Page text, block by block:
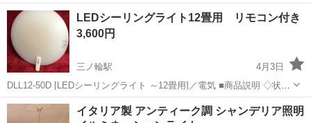
ら勤務可！ 六本木ヒルズ森タワーのゲート管理のお仕事！ 社員さんや
業者さんなど関係者の方々の 対応がメインだから 未経験でも安心して
働けます！ ＼未経...
東京 荒川区 南千住駅 警備員
LEDシーリングライト12畳用 リモコン付き
3,600円
三ノ輪駅
4月3日
DLL12-50D [LEDシーリングライト ～12畳用]／電気 ■商品説明 ◇状態
◇ ・動作確認済み ・簡易清掃いたしましたがUSED品のため多少使用
感がございます。 ・裏側のクッションが一部ありません。
東京 荒川区 三ノ輪駅 シーリングライト
イタリア製 アンティーク調 シャンデリア照明